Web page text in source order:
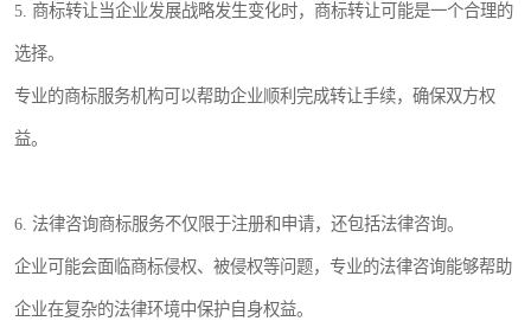
5. 商标转让当企业发展战略发生变化时，商标转让可能是一个合理的
选择。
专业的商标服务机构可以帮助企业顺利完成转让手续，确保双方权
益。
6. 法律咨询商标服务不仅限于注册和申请，还包括法律咨询。
企业可能会面临商标侵权、被侵权等问题，专业的法律咨询能够帮助
企业在复杂的法律环境中保护自身权益。